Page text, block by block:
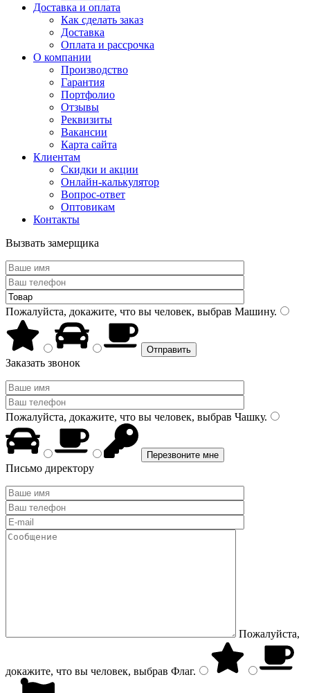
Доставка и оплата
Как сделать заказ
Доставка
Оплата и рассрочка
О компании
Производство
Гарантия
Портфолио
Отзывы
Реквизиты
Вакансии
Карта сайта
Клиентам
Скидки и акции
Онлайн-калькулятор
Вопрос-ответ
Оптовикам
Контакты
Вызвать замерщика
Пожалуйста, докажите, что вы человек, выбрав Машину.
Заказать звонок
Пожалуйста, докажите, что вы человек, выбрав Чашку.
Письмо директору
Пожалуйста,
докажите, что вы человек, выбрав Флаг.